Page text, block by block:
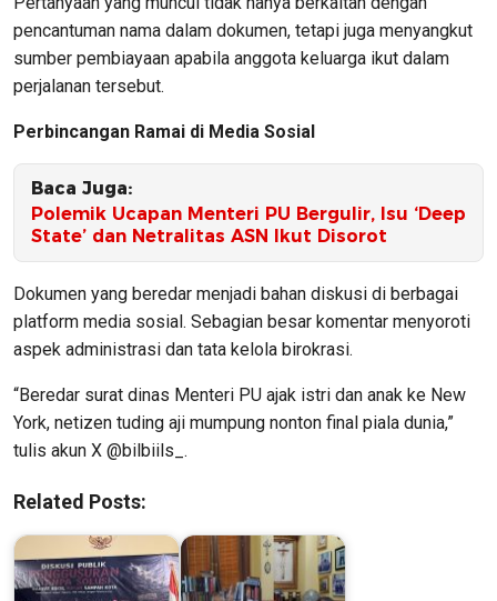
pencantuman nama dalam dokumen, tetapi juga menyangkut
sumber pembiayaan apabila anggota keluarga ikut dalam
perjalanan tersebut.
Perbincangan Ramai di Media Sosial
Baca Juga:
Polemik Ucapan Menteri PU Bergulir, Isu ‘Deep
State’ dan Netralitas ASN Ikut Disorot
Dokumen yang beredar menjadi bahan diskusi di berbagai
platform media sosial. Sebagian besar komentar menyoroti
aspek administrasi dan tata kelola birokrasi.
“Beredar surat dinas Menteri PU ajak istri dan anak ke New
York, netizen tuding aji mumpung nonton final piala dunia,”
tulis akun X @bilbiils_.
Related Posts: